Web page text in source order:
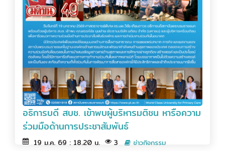
อธิการบดี สบช. เข้าพบผู้บริหารมติชน หารือความ
ร่วมมือด้านการประชาสัมพันธ์
19 ม.ค. 69 : 18.20 น. 3 ข่าวกิจกรรม